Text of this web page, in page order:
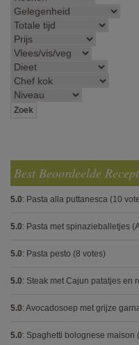
Best Beoordeelde
5.0: Pasta alla puttanesca (10
5.0: Pasta met spinazieballetjes
5.0: Pasta pesto (8 votes)
5.0: Steak met Cajun patatjes en
5.0: Avocadosoep met grijze
5.0: Spaghetti bolognese maison